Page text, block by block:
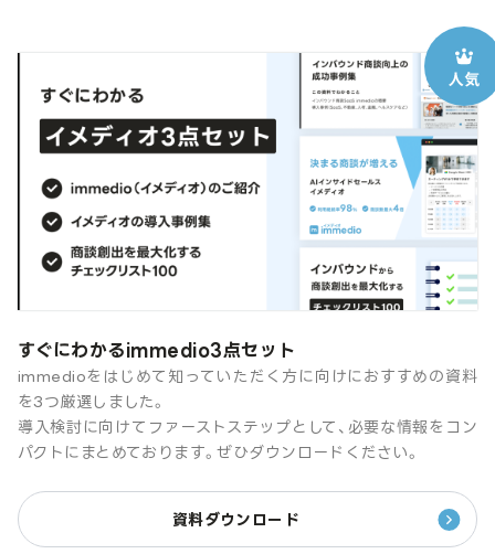
すぐにわかるimmedio3点セット
immedioをはじめて知っていただく方に向けにおすすめの資料
を3つ厳選しました。
導入検討に向けてファーストステップとして、必要な情報をコン
パクトにまとめております。ぜひダウンロードください。
資料ダウンロード